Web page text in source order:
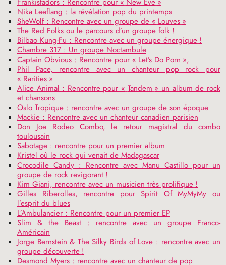
Nika Leeflang : la révélation pop du printemps
SheWolf : Rencontre avec un groupe de « Louves »
The Red Folks ou le parcours d’un groupe folk !
Bilbao Kung-Fu : Rencontre avec un groupe énergique !
Chambre 317 : Un groupe Noctambule
Captain Obvious : Rencontre pour « Let’s Do Porn »,
Phil Pace, rencontre avec un chanteur pop rock pour
« Rarities »
Alice Animal : Rencontre pour « Tandem » un album de rock
et chansons
Oslo Tropique : rencontre avec un groupe de son époque
Mackie : Rencontre avec un chanteur canadien parisien
Don Joe Rodeo Combo, le retour magistral du combo
toulousain
Sabotage : rencontre pour un premier album
Kristel où le rock qui venait de Madagascar
Crocodile Candy : Rencontre avec Manu Castillo pour un
groupe de rock revigorant !
Kim Giani, rencontre avec un musicien très prolifique !
Gilles Riberolles, rencontre pour Spirit Of MyMyMy ou
l’esprit du blues
L’Ambulancier : Rencontre pour un premier EP
Slim & the Beast : rencontre avec un groupe Franco-
Américain
Jorge Bernstein & The Silky Birds of Love : rencontre avec un
groupe découverte !
Desmond Myers : rencontre avec un chanteur de pop